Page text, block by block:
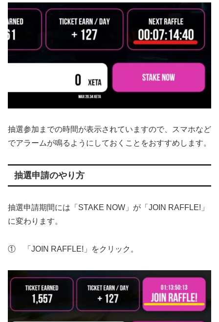
抽選参加までの時間が表示されていますので、スマホなど
でアラームが鳴るようにしておくことをおすすめします。
抽選申請のやり方
抽選申請期間には「STAKE NOW」が「JOIN RAFFLE!」
に変わります。
① 「JOIN RAFFLE!」をクリック。